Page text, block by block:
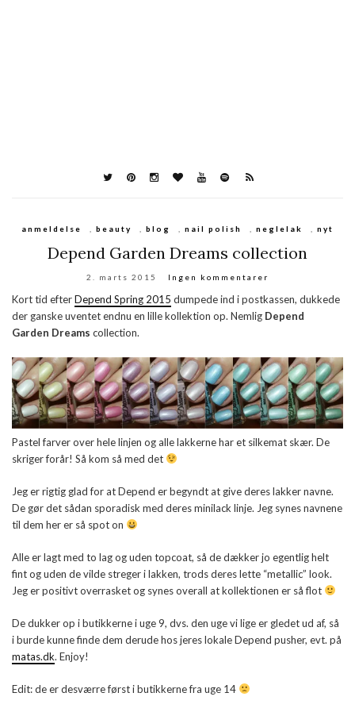
anmeldelse , beauty , blog , nail polish , neglelak , nyt
Depend Garden Dreams collection
2. marts 2015 Ingen kommentarer
Kort tid efterDepend Spring 2015 dumpede ind i postkassen, dukkede
der ganske uventet endnu en lille kollektion op. Nemlig Depend
Garden Dreams collection.
Pastel farver over hele linjen og alle lakkerne har et silkemat skær. De
skriger forår! Så kom så med det
Jeg er rigtig glad for at Depend er begyndt at give deres lakker navne.
De gør det sådan sporadisk med deres minilack linje. Jeg synes navnene
til dem her er så spot on
Alle er lagt med to lag og uden topcoat, så de dækker jo egentlig helt
fint og uden de vilde streger i lakken, trods deres lette “metallic” look.
Jeg er positivt overrasket og synes overall at kollektionen er så flot
De dukker op i butikkerne i uge 9, dvs. den uge vi lige er gledet ud af, så
i burde kunne finde dem derude hos jeres lokale Depend pusher, evt. på
matas.dk. Enjoy!
Edit: de er desværre først i butikkerne fra uge 14